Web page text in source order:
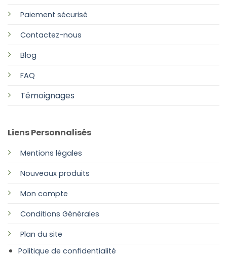
Paiement sécurisé
Contactez-nous
Blog
FAQ
Témoignages
Liens Personnalisés
Mentions légales
Nouveaux produits
Mon compte
Conditions Générales
Plan du site
Politique de confidentialité